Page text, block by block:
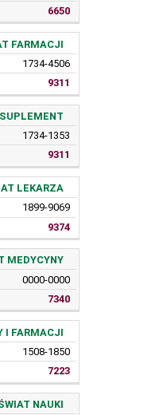
6650
FARMACJI
1734-4506
9311
1734-1353
9311
LEKARZA
1899-9069
9374
MEDYCYNY
0000-0000
7340
I FARMACJI
1508-1850
7223
NAUKI